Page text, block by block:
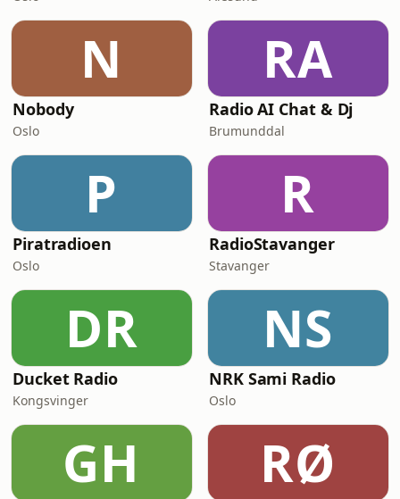
N
Nobody
Oslo
RA
Radio AI Chat & Dj
Brumunddal
P
Piratradioen
Oslo
R
RadioStavanger
Stavanger
DR
Ducket Radio
Kongsvinger
NS
NRK Sami Radio
Oslo
GH RØ